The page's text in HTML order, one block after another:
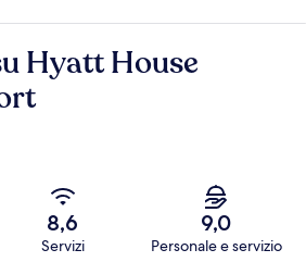
Hyatt House
8,6
Servizi
9,0
Personale e servizio